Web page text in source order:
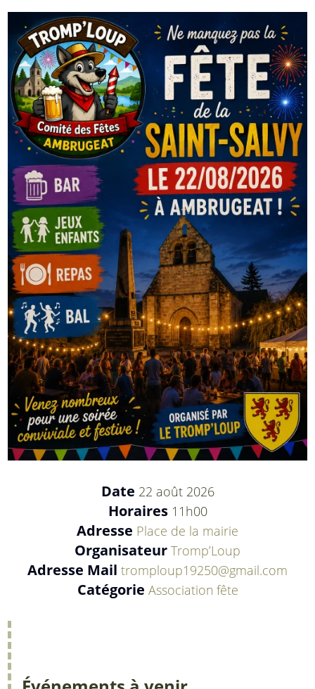
Date 22 août 2026
Horaires 11h00
Adresse Place de la mairie
Organisateur Tromp’Loup
Adresse Mail tromploup19250@gmail.com
Catégorie Association fête